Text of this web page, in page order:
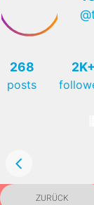
ZURÜCK